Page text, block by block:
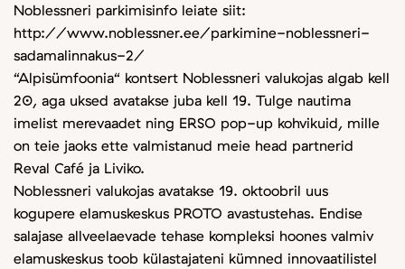
Noblessneri parkimisinfo leiate siit:
http://www.noblessner.ee/parkimine-noblessneri-
sadamalinnakus-2/
“Alpisümfoonia“ kontsert Noblessneri valukojas algab kell
20, aga uksed avatakse juba kell 19. Tulge nautima
imelist merevaadet ning ERSO pop-up kohvikuid, mille
on teie jaoks ette valmistanud meie head partnerid
Reval Café ja Liviko.
Noblessneri valukojas avatakse 19. oktoobril uus
kogupere elamuskeskus PROTO avastustehas. Endise
salajase allveelaevade tehase kompleksi hoones valmiv
elamuskeskus toob külastajateni kümned innovaatilistel